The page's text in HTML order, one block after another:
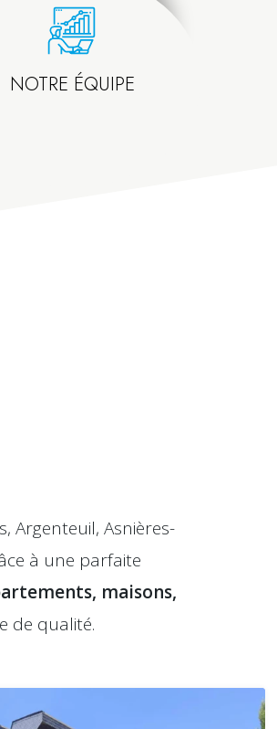
NOTRE ÉQUIPE
Argenteuil, Asnières-
à une parfaite
maisons,
de qualité.